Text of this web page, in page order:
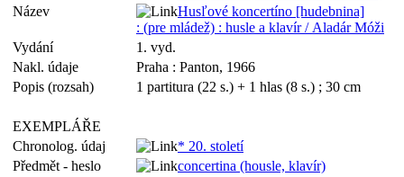
Název
Husľové koncertíno [hudebnina]
: (pre mládež) : husle a klavír / Aladár Móži
Vydání
1. vyd.
Nakl. údaje
Praha : Panton, 1966
Popis (rozsah)
1 partitura (22 s.) + 1 hlas (8 s.) ; 30 cm
EXEMPLÁŘE
Chronolog. údaj
* 20. století
Předmět - heslo
concertina (housle, klavír)